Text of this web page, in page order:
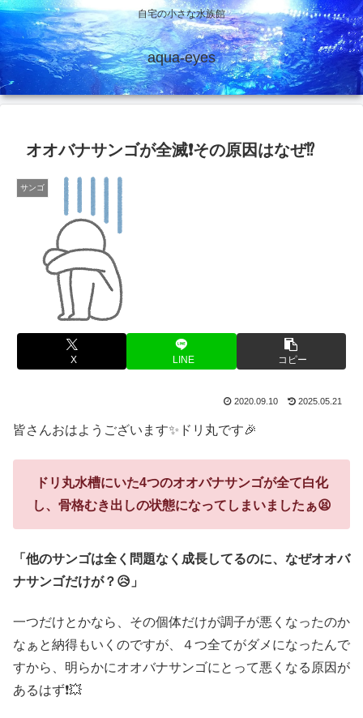
自宅の小さな水族館
aqua-eyes
オオバナサンゴが全滅❗その原因はなぜ⁉️
サンゴ
X LINE コピー
2020.09.10 2025.05.21
皆さんおはようございます✨ドリ丸です🎉
ドリ丸水槽にいた4つのオオバナサンゴが全て白化
し、骨格むき出しの状態になってしまいましたぁ😫
「他のサンゴは全く問題なく成長してるのに、なぜオオバ
ナサンゴだけが？😥」
一つだけとかなら、その個体だけが調子が悪くなったのか
なぁと納得もいくのですが、４つ全てがダメになったんで
すから、明らかにオオバナサンゴにとって悪くなる原因が
あるはず❗💥